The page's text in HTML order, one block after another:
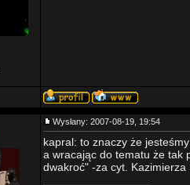
Wysłany: 2007-08-19, 19:54
kapral: to znaczy że
a wracając do tematu że tak
dwakroć" -za cyt. Kazimierza